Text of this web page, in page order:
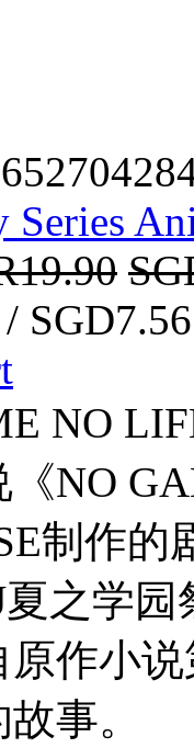
Series
NO
NO
制作的
之学
原作小
事。